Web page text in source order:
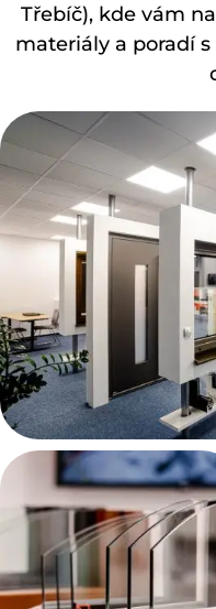
Třebíč), kde vám
materiály a poradí